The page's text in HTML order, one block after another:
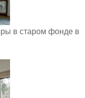
в старом фонде в